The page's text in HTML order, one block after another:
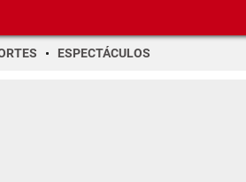
ESPECTÁCULOS